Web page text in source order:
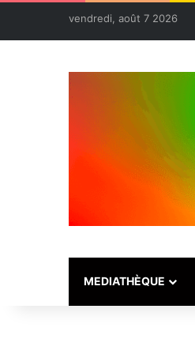
vendredi, août 7 2026
MEDIATHÈQUE